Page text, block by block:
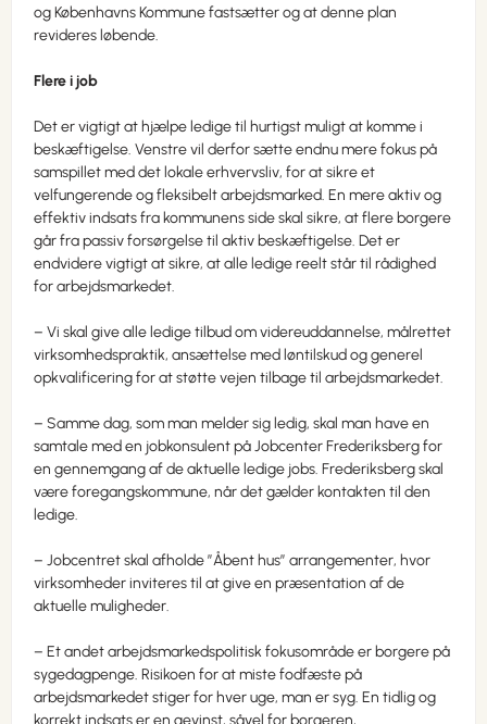
og Københavns Kommune fastsætter og at denne plan
revideres løbende.
Flere i job
Det er vigtigt at hjælpe ledige til hurtigst muligt at komme i
beskæftigelse. Venstre vil derfor sætte endnu mere fokus på
samspillet med det lokale erhvervsliv, for at sikre et
velfungerende og fleksibelt arbejdsmarked. En mere aktiv og
effektiv indsats fra kommunens side skal sikre, at flere borgere
går fra passiv forsørgelse til aktiv beskæftigelse. Det er
endvidere vigtigt at sikre, at alle ledige reelt står til rådighed
for arbejdsmarkedet.
– Vi skal give alle ledige tilbud om videreuddannelse, målrettet
virksomhedspraktik, ansættelse med løntilskud og generel
opkvalificering for at støtte vejen tilbage til arbejdsmarkedet.
– Samme dag, som man melder sig ledig, skal man have en
samtale med en jobkonsulent på Jobcenter Frederiksberg for
en gennemgang af de aktuelle ledige jobs. Frederiksberg skal
være foregangskommune, når det gælder kontakten til den
ledige.
– Jobcentret skal afholde ”Åbent hus” arrangementer, hvor
virksomheder inviteres til at give en præsentation af de
aktuelle muligheder.
– Et andet arbejdsmarkedspolitisk fokusområde er borgere på
sygedagpenge. Risikoen for at miste fodfæste på
arbejdsmarkedet stiger for hver uge, man er syg. En tidlig og
korrekt indsats er en gevinst, såvel for borgeren,